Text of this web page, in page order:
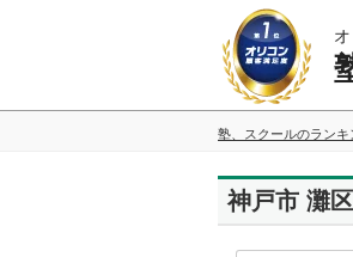
塾、スクールのランキ
神戸市 灘